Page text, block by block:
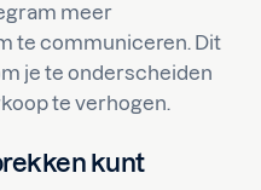
meer
te communiceren. Dit
je te onderscheiden
te verhogen.
kunt